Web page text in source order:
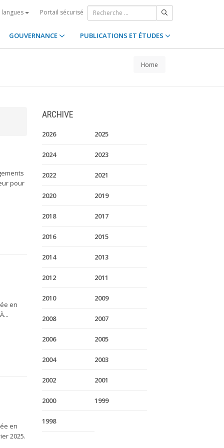
Portail sécurisé
GOUVERNANCE PUBLICATIONS ET ÉTUDES
Home
pour
en
en
2025.
ARCHIVE
2026 2025
2024 2023
2022 2021
2020 2019
2018 2017
2016 2015
2014 2013
2012 2011
2010 2009
2008 2007
2006 2005
2004 2003
2002 2001
2000 1999
1998